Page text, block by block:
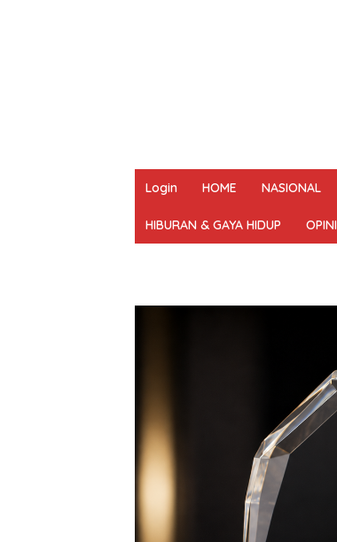
Login HOME NASIONAL
HIBURAN & GAYA HIDUP OPINI